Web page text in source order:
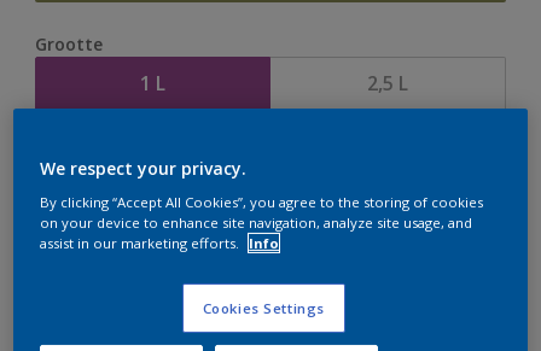
Grootte
1 L 2,5 L
Bereken
Op dit moment is het niet mogelijk dit product online
te bestellen. Houd de website in de gaten, we werken
er hard aan om de voorraad aan te vullen.
We respect your privacy.
By clicking “Accept All Cookies”, you agree to the storing of cookies
on your device to enhance site navigation, analyze site usage, and
assist in our marketing efforts.
Info
Cookies Settings